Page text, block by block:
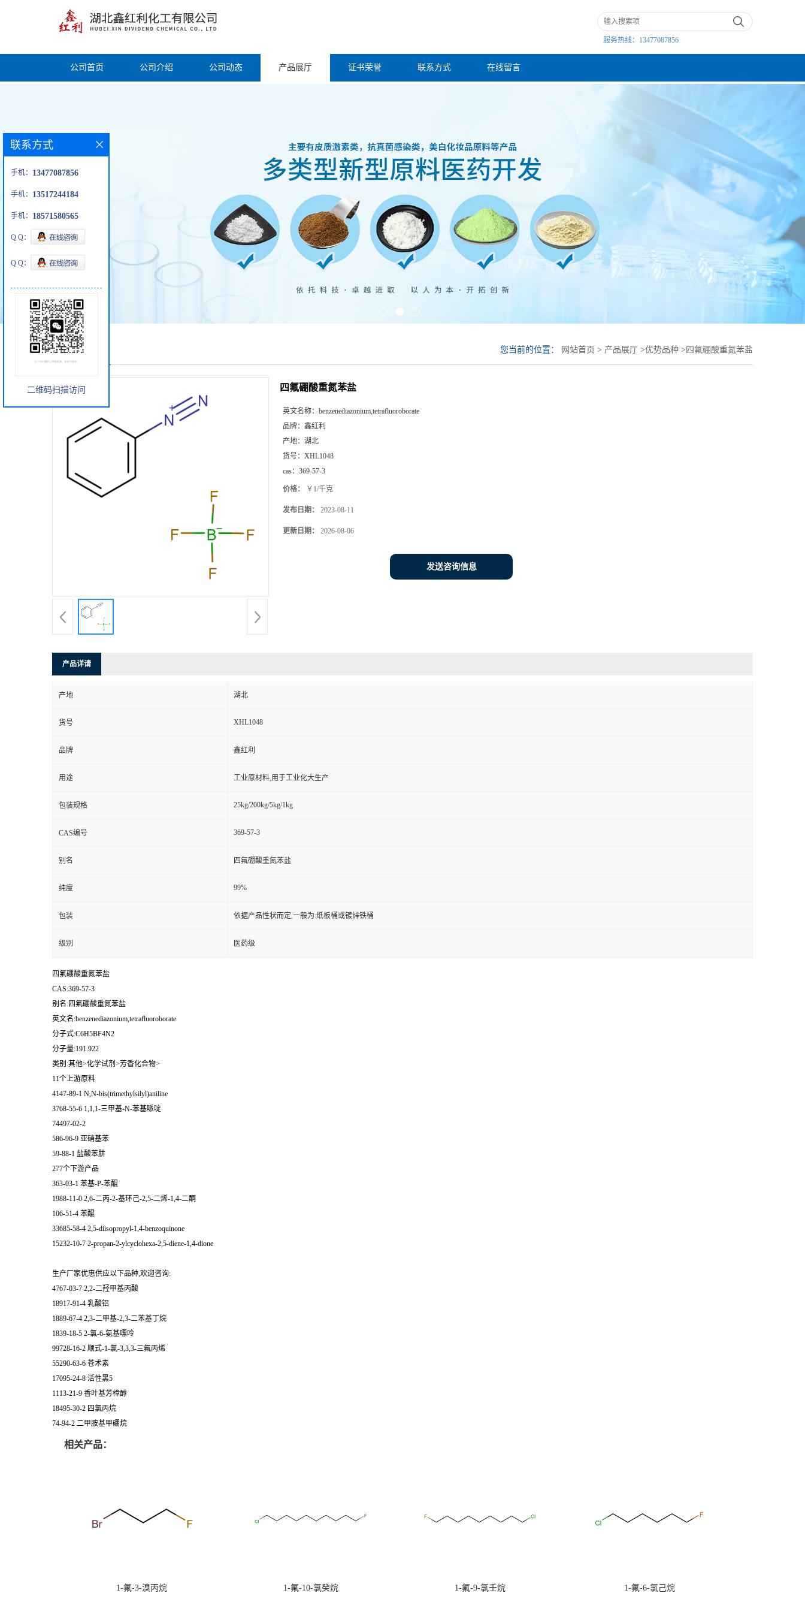
服务热线： 13477087856
公司首页 公司介绍 公司动态 产品展厅 证书荣誉 联系方式 在线留言
产品展厅 您当前的位置： 网站首页 > 产品展厅 >优势品种 > 四氟硼酸重氮苯盐
四氟硼酸重氮苯盐
英文名称： benzenediazonium,tetrafluoroborate
品牌： 鑫红利
产地： 湖北
货号： XHL1048
cas： 369-57-3
价格： ￥1/千克
发布日期： 2023-08-11
更新日期： 2026-08-06
发送咨询信息
产品详请
产地 湖北
货号 XHL1048
品牌 鑫红利
用途 工业原材料,用于工业化大生产
包装规格 25kg/200kg/5kg/1kg
CAS编号 369-57-3
别名 四氟硼酸重氮苯盐
纯度 99%
包装 依据产品性状而定,一般为:纸板桶或镀锌铁桶
级别 医药级
四氟硼酸重氮苯盐
CAS:369-57-3
别名:四氟硼酸重氮苯盐
英文名:benzenediazonium,tetrafluoroborate
分子式:C6H5BF4N2
分子量:191.922
类别:其他>化学试剂>芳香化合物>
11个上游原料
4147-89-1 N,N-bis(trimethylsilyl)aniline
3768-55-6 1,1,1-三甲基-N-苯基哌啶
74497-02-2
586-96-9 亚硝基苯
59-88-1 盐酸苯肼
277个下游产品
363-03-1 苯基-P-苯醌
1988-11-0 2,6-二丙-2-基环己-2,5-二烯-1,4-二酮
106-51-4 苯醌
33685-58-4 2,5-diisopropyl-1,4-benzoquinone
15232-10-7 2-propan-2-ylcyclohexa-2,5-diene-1,4-dione
生产厂家优惠供应以下品种,欢迎咨询:
4767-03-7 2,2-二羟甲基丙酸
18917-91-4 乳酸铝
1889-67-4 2,3-二甲基-2,3-二苯基丁烷
1839-18-5 2-氯-6-氨基嘌呤
99728-16-2 顺式-1-氯-3,3,3-三氟丙烯
55290-63-6 苍术素
17095-24-8 活性黑5
1113-21-9 香叶基芳樟醇
18495-30-2 四氯丙烷
74-94-2 二甲胺基甲硼烷
相关产品：
1-氟-3-溴丙烷 1-氟-10-氯癸烷 1-氟-9-氯壬烷 1-氟-6-氯己烷
联系方式
手机： 13477087856
手机： 13517244184
手机： 18571580565
Q Q：
Q Q：
二维码扫描访问